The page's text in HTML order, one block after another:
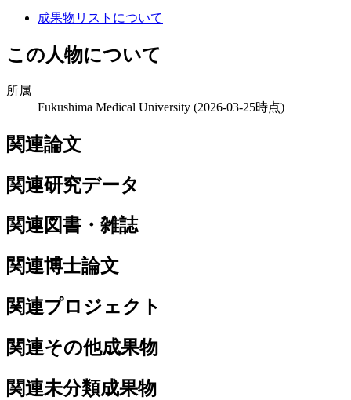
成果物リストについて
この人物について
所属
Fukushima Medical University (2026-03-25時点)
関連論文
関連研究データ
関連図書・雑誌
関連博士論文
関連プロジェクト
関連その他成果物
関連未分類成果物